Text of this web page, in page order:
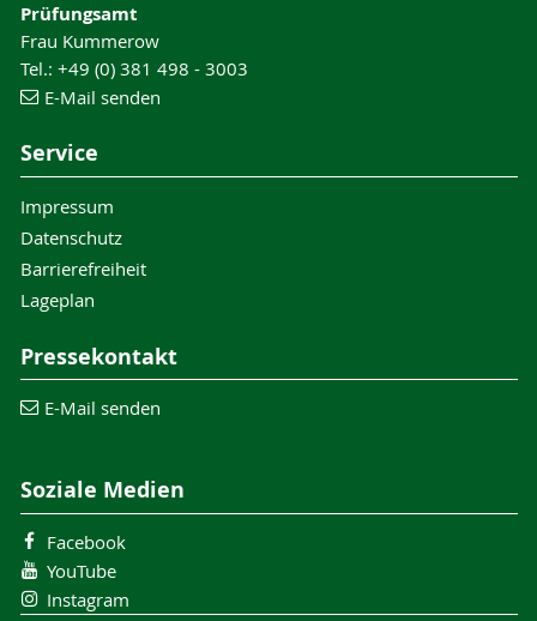
Prüfungsamt
Frau Kummerow
Tel.: +49 (0) 381 498 - 3003
E-Mail senden
Service
Impressum
Datenschutz
Barrierefreiheit
Lageplan
Pressekontakt
E-Mail senden
Soziale Medien
Facebook
YouTube
Instagram